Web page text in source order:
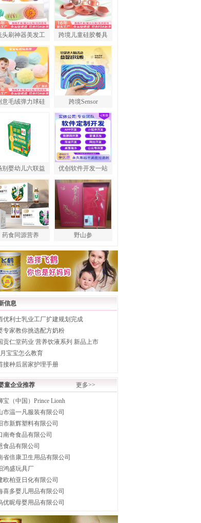
头刷神器美发工 跨境儿童硅胶餐具
意毛绒弹力球硅 跨境Sensor
别婴幼儿六联益 优创软件开发一站
药食同源营养 野山参
信息
优利士乳业工厂扩建规划完成
专家教你挑选配方奶粉
贡仁堂药业 营养饮液系列 新品上市
宝宝怎么教育
接种后居家护理手册
童企业推荐 更多>>
宝（中国）Prince Lionh
市温一凡服装有限公司
市新辉塑料有限公司
南奇食品有限公司
食品有限公司
省倍康卫生用品有限公司
鸿盛玩具厂
欧柏亚日化有限公司
喜多婴儿用品有限公司
优昵母婴用品有限公司